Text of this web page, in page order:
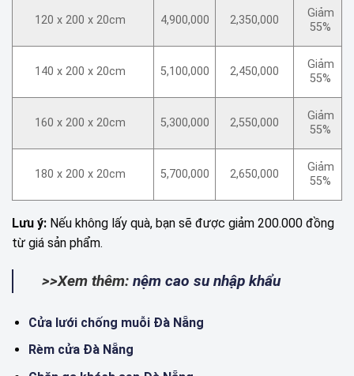
120 x 200 x 20cm 4,900,000 2,350,000
Giảm
55%
140 x 200 x 20cm 5,100,000 2,450,000
Giảm
55%
160 x 200 x 20cm 5,300,000 2,550,000
Giảm
55%
180 x 200 x 20cm 5,700,000 2,650,000
Giảm
55%
Lưu ý: Nếu không lấy quà, bạn sẽ được giảm 200.000 đồng
từ giá sản phẩm.
>>Xem thêm: nệm cao su nhập khẩu
Cửa lưới chống muỗi Đà Nẵng
Rèm cửa Đà Nẵng